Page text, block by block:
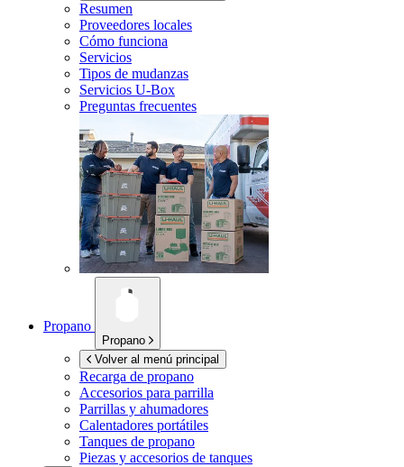
Resumen
Proveedores locales
Cómo funciona
Servicios
Tipos de mudanzas
Servicios U-Box
Preguntas frecuentes
Propano
Propano
Volver al menú principal
Recarga de propano
Accesorios para parrilla
Parrillas y ahumadores
Calentadores portátiles
Tanques de propano
Piezas y accesorios de tanques